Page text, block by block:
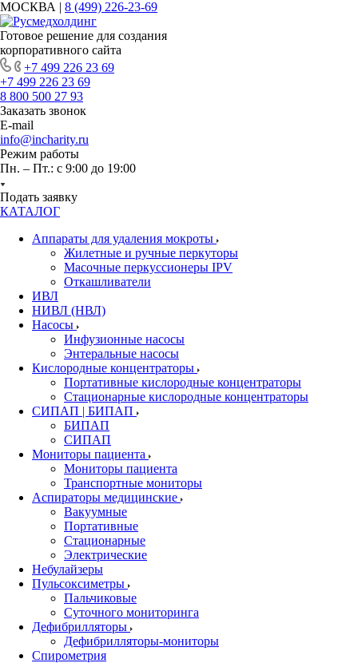
МОСКВА | 8 (499) 226-23-69
Готовое решение для создания
корпоративного сайта
+7 499 226 23 69
+7 499 226 23 69
8 800 500 27 93
Заказать звонок
E-mail
info@incharity.ru
Режим работы
Пн. – Пт.: с 9:00 до 19:00
Подать заявку
КАТАЛОГ
Аппараты для удаления мокроты
Жилетные и ручные перкуторы
Масочные перкуссионеры IPV
Откашливатели
ИВЛ
НИВЛ (НВЛ)
Насосы
Инфузионные насосы
Энтеральные насосы
Кислородные концентраторы
Портативные кислородные концентраторы
Стационарные кислородные концентраторы
СИПАП | БИПАП
БИПАП
СИПАП
Мониторы пациента
Мониторы пациента
Транспортные мониторы
Аспираторы медицинские
Вакуумные
Портативные
Стационарные
Электрические
Небулайзеры
Пульсоксиметры
Пальчиковые
Суточного мониторинга
Дефибрилляторы
Дефибрилляторы-мониторы
Спирометрия